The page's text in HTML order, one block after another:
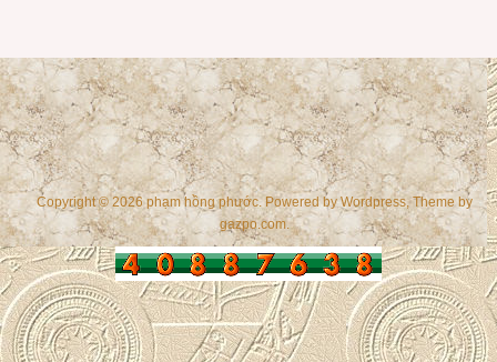
Copyright © 2026 phạm hồng phước. Powered byWordpress, Theme by
gazpo.com.